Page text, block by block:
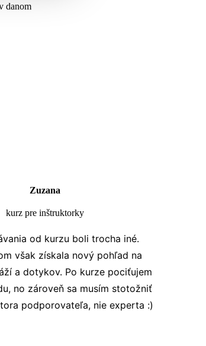
danom
Zuzana
kurz pre inštruktorky
od kurzu boli trocha iné.
však získala nový pohľad na
a dotykov. Po kurze pociťujem
no zároveň sa musím stotožniť
podporovateľa, nie experta :)